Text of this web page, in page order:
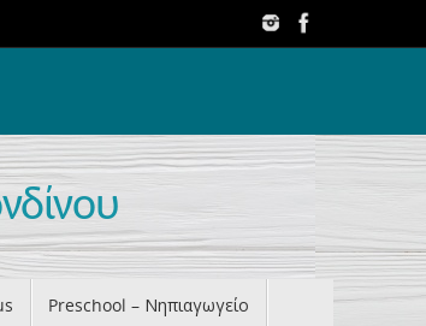
Preschool – Νηπιαγωγείο